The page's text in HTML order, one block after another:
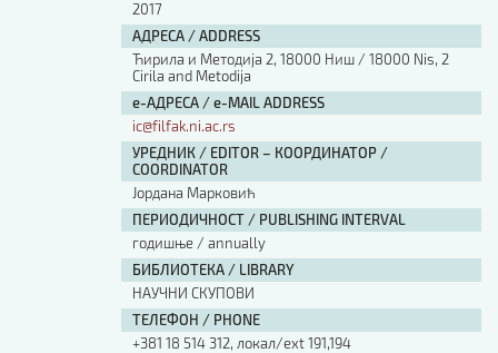
2017
АДРЕСА / ADDRESS
Ћирила и Методија 2, 18000 Ниш / 18000 Nis, 2
Cirila and Metodija
е-АДРЕСА / e-MAIL ADDRESS
ic@filfak.ni.ac.rs
УРЕДНИК / EDITOR – КООРДИНАТОР /
COORDINATOR
Јордана Марковић
ПЕРИОДИЧНОСТ / PUBLISHING INTERVAL
годишње / annually
БИБЛИОТЕКА / LIBRARY
НАУЧНИ СКУПОВИ
ТЕЛЕФОН / PHONE
+381 18 514 312, локал/ext 191,194